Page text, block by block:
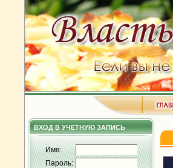
ВХОД В УЧЕТНУЮ ЗАПИСЬ
Имя:
Пароль: